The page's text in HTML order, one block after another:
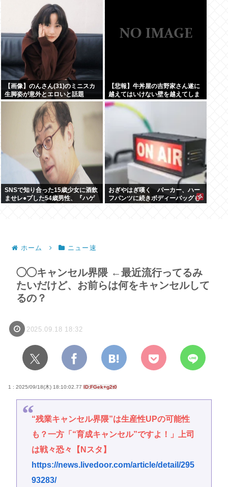
【画像】のんさん(31)のミニスカ
生脚姿が意外とエロいと話題
【悲報】牛丼屋の吉野家さん遂に
越えてはいけない壁を越えてしま
う…
SNSで知り合った15歳少女に酒飲
ませレ●プした54歳男性、『ハゲ
おぎやはぎ嘆く パーカー、ハー
フパンツに続きボディーバッグも
ホーム ニュー速
◯◯キャンセル界隈 ←最近流行ってるみ
たいだけど、お前らは何をキャンセルして
るの？
2025.09.18 18:32
1 : 2025/09/18(木) 18:10:02.77 ID:FGek+g2t0
“残業キャンセル界隈”は生産性UPの可能性
も？一方「“育成キャンセル”ですよ！」上司
は戦々恐々【Nスタ】
https://news.livedoor.com/article/detail/295
93283/